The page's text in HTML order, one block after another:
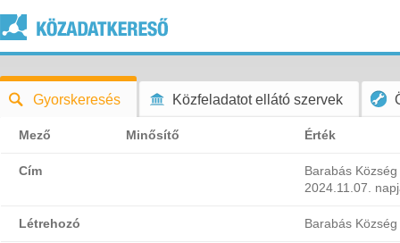
Gyorskeresés Közfeladatot ellátó szervek
Mező Minősítő Érték
Cím
Barabás
2024.11.07.
Létrehozó Barabás